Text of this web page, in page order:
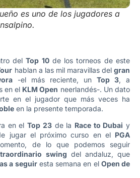
es uno de los jugadores a
delTop 10de los torneos de este
hablan a las mil maravillas delgran
-el más reciente, un Top 3, a
en el KLM Open neerlandés-. Un dato
en el jugador que más veces ha
en la presente temporada.
en elTop 23de la Race to Dubai y
jugar el próximo curso en el PGA
de lo que podemos seguir
swing del andaluz, que
a seguiresta semana en el Open de